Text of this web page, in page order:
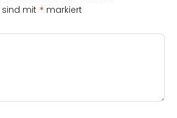
sind mit * markiert